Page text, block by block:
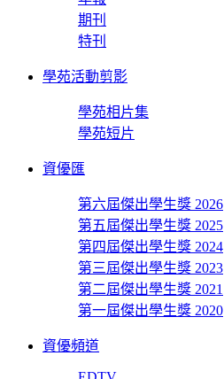
期刊
特刊
學苑活動剪影
學苑相片集
學苑短片
資優匯
第六屆傑出學生獎 2026
第五屆傑出學生獎 2025
第四屆傑出學生獎 2024
第三屆傑出學生獎 2023
第二屆傑出學生獎 2021
第一屆傑出學生獎 2020
資優頻道